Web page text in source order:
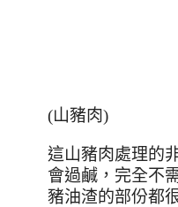
(山豬肉)
這山豬肉處理的
會過鹹，完全不
豬油渣的部份都